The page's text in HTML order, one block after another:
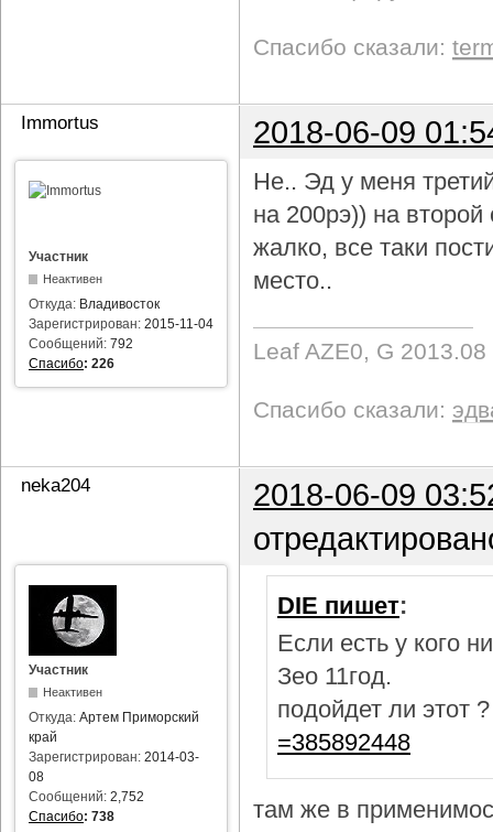
Спасибо сказали:
Immortus 2018-06-09
Участник
Неактивен
Откуда: Владивосток
Зарегистрирован: 2015-11-04
Сообщений: 792
Спасибо: 226
Не.. Эд у меня
на 200рэ)) на
жалко, все таки
место..
Leaf AZE0, G 2013.08
Спасибо сказали:
neka204
2018-06-09
Участник
Неактивен
Откуда: Артем Приморский
край
Зарегистрирован: 2014-03-
08
Сообщений: 2,752
Спасибо: 738
DIE пишет:
Если есть у кого
Зео 11год.
подойдет ли этот
=385892448
там же в